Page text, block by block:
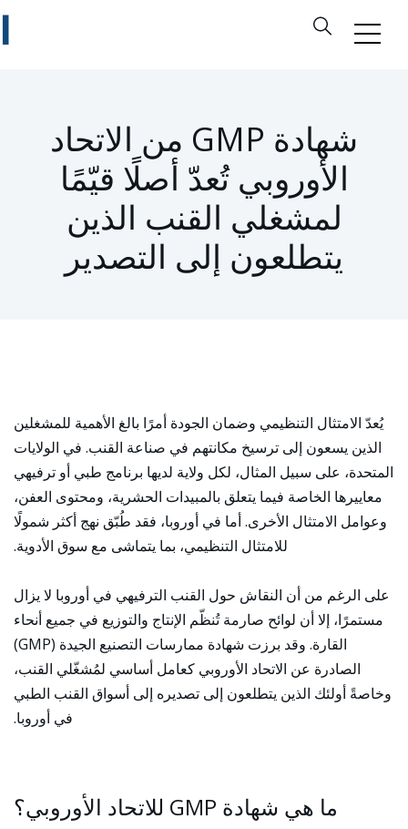
شهادة GMP من الاتحاد
الأوروبي تُعدّ أصلًا قيّمًا
لمشغلي القنب الذين
يتطلعون إلى التصدير
يُعدّ الامتثال التنظيمي وضمان الجودة أمرًا بالغ الأهمية للمشغلين
الذين يسعون إلى ترسيخ مكانتهم في صناعة القنب. في الولايات
المتحدة، على سبيل المثال، لكل ولاية لديها برنامج طبي أو ترفيهي
معاييرها الخاصة فيما يتعلق بالمبيدات الحشرية، ومحتوى العفن،
وعوامل الامتثال الأخرى. أما في أوروبا، فقد طُبّق نهج أكثر شمولًا
للامتثال التنظيمي، بما يتماشى مع سوق الأدوية.
على الرغم من أن النقاش حول القنب الترفيهي في أوروبا لا يزال
مستمرًا، إلا أن لوائح صارمة تُنظّم الإنتاج والتوزيع في جميع أنحاء
القارة. وقد برزت شهادة ممارسات التصنيع الجيدة (GMP)
الصادرة عن الاتحاد الأوروبي كعامل أساسي لمُشغّلي القنب،
وخاصةً أولئك الذين يتطلعون إلى تصديره إلى أسواق القنب الطبي
في أوروبا.
ما هي شهادة GMP للاتحاد الأوروبي؟